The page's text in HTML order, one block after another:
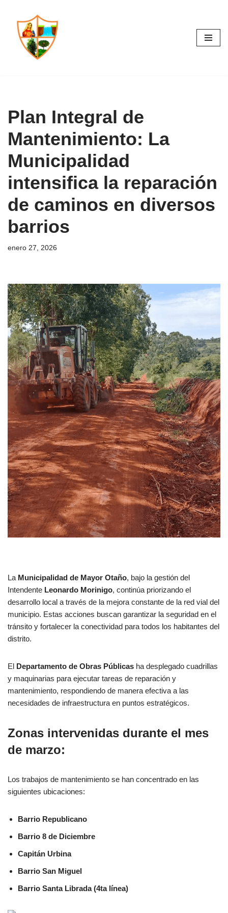
Saltar
contenido
Plan Integral de
Mantenimiento: La
Municipalidad
intensifica la reparación
de caminos en diversos
barrios
enero 27, 2026
La Municipalidad de Mayor Otaño, bajo la gestión del
Intendente Leonardo Morinigo, continúa priorizando el
desarrollo local a través de la mejora constante de la red vial del
municipio. Estas acciones buscan garantizar la seguridad en el
tránsito y fortalecer la conectividad para todos los habitantes del
distrito.
El Departamento de Obras Públicas ha desplegado cuadrillas
y maquinarias para ejecutar tareas de reparación y
mantenimiento, respondiendo de manera efectiva a las
necesidades de infraestructura en puntos estratégicos.
Zonas intervenidas durante el mes
de marzo:
Los trabajos de mantenimiento se han concentrado en las
siguientes ubicaciones:
Barrio Republicano
Barrio 8 de Diciembre
Capitán Urbina
Barrio San Miguel
Barrio Santa Librada (4ta línea)